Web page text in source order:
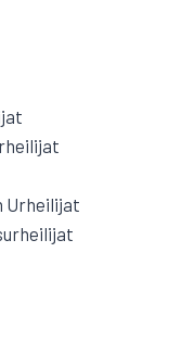
Urheilijat